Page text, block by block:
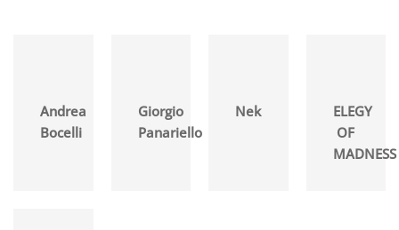
Andrea
Bocelli
Giorgio
Panariello
Nek
ELEGY
OF
MADNESS